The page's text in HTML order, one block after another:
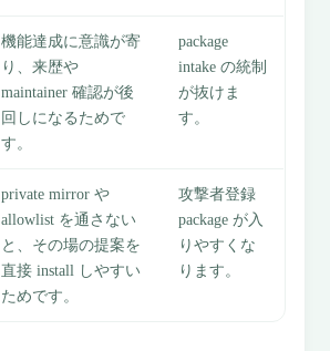
機能達成に意識が寄
り、来歴や
maintainer 確認が後
回しになるためで
す。
package
intake の統制
が抜けま
す。
private mirror や
allowlist を通さない
と、その場の提案を
直接 install しやすい
ためです。
攻撃者登録
package が入
りやすくな
ります。